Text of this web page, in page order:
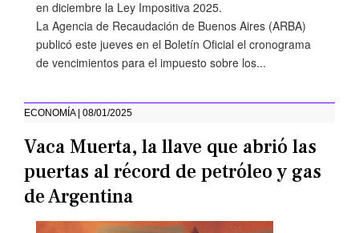
en diciembre la Ley Impositiva 2025.
La Agencia de Recaudación de Buenos Aires (ARBA)
publicó este jueves en el Boletín Oficial el cronograma
de vencimientos para el impuesto sobre los...
ECONOMÍA | 08/01/2025
Vaca Muerta, la llave que abrió las
puertas al récord de petróleo y gas
de Argentina